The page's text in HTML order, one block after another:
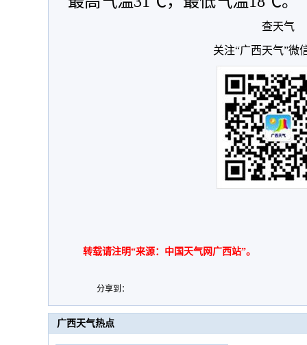
查天气
关注“广西天气”微
转载请注明“来源：中国天气网广西站”。
分享到：
广西天气热点